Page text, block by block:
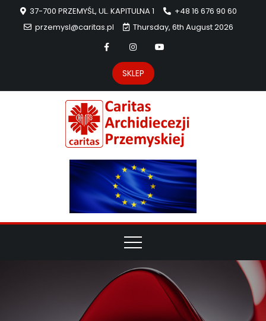
37-700 PRZEMYŚL, UL. KAPITULNA 1
+48 16 676 90 60
przemysl@caritas.pl
Thursday, 6th August 2026
SKLEP